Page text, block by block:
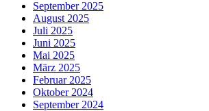
September 2025
August 2025
Juli 2025
Juni 2025
Mai 2025
März 2025
Februar 2025
Oktober 2024
September 2024